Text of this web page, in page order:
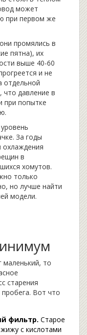
может
при первом же
промялись в
пятна), их
выше 40-60
и не
отдельной
что давление в
при попытке
За годы
охлаждения
в
хомутов.
только
но лучше найти
модели.
маленький, то
старения
Вот что
фильтр. Старое
с кислотами